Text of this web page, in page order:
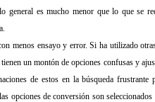
general es mucho menor que lo que se
menos ensayo y error. Si ha utilizado
un montón de opciones confusas y
de estos en la búsqueda frustrante
opciones de conversión son seleccionados